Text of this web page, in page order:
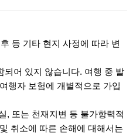
등 기타 현지 사정에 따라 변
되어 있지 않습니다. 여행 중 발
행자 보험에 개별적으로 가입
, 또는 천재지변 등 불가항력적
취소에 따른 손해에 대해서는